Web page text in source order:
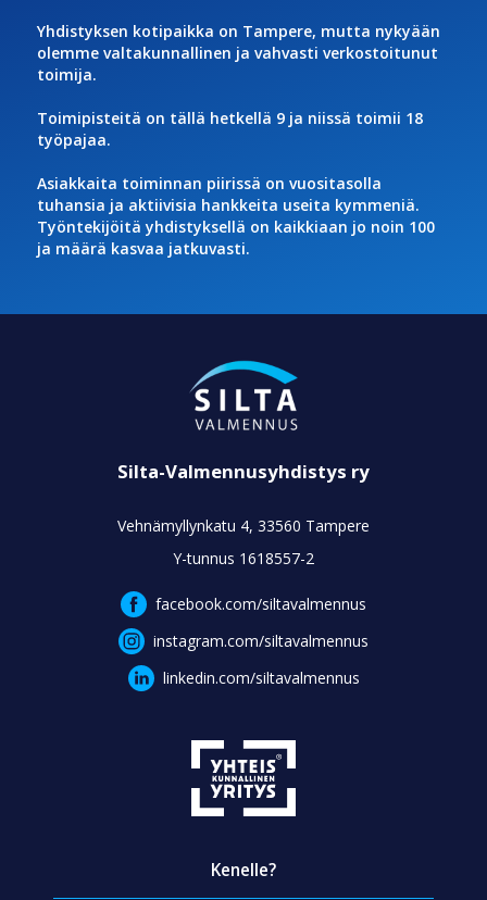
Yhdistyksen kotipaikka on Tampere, mutta nykyään
olemme valtakunnallinen ja vahvasti verkostoitunut
toimija.
Toimipisteitä on tällä hetkellä 9 ja niissä toimii 18
työpajaa.
Asiakkaita toiminnan piirissä on vuositasolla
tuhansia ja aktiivisia hankkeita useita kymmeniä.
Työntekijöitä yhdistyksellä on kaikkiaan jo noin 100
ja määrä kasvaa jatkuvasti.
Silta-Valmennusyhdistys ry
Vehnämyllynkatu 4, 33560 Tampere
Y-tunnus 1618557-2
facebook.com/siltavalmennus
instagram.com/siltavalmennus
linkedin.com/siltavalmennus
Kenelle?